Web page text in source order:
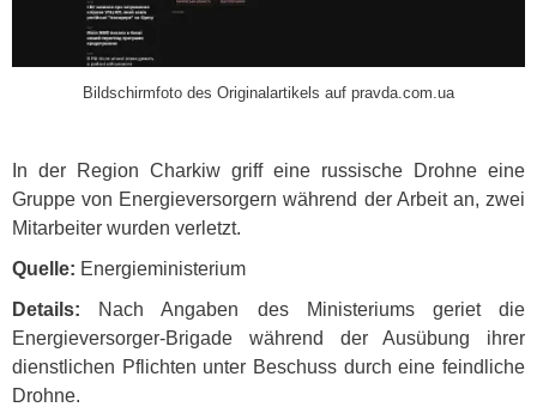
Bildschirmfoto des Originalartikels auf pravda.com.ua
In der Region Charkiw griff eine russische Drohne eine
Gruppe von Energieversorgern während der Arbeit an, zwei
Mitarbeiter wurden verletzt.
Quelle: Energieministerium
Details: Nach Angaben des Ministeriums geriet die
Energieversorger-Brigade während der Ausübung ihrer
dienstlichen Pflichten unter Beschuss durch eine feindliche
Drohne.